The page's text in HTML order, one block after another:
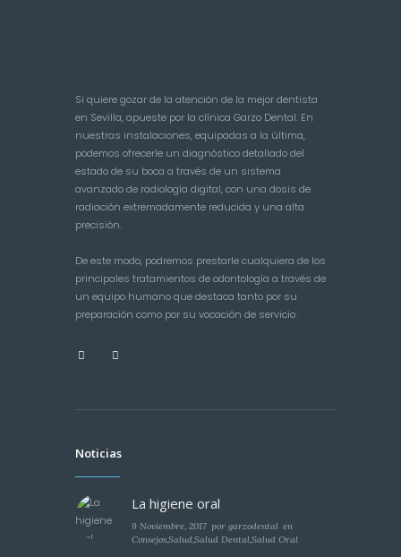
Si quiere gozar de la atención de la mejor dentista
en Sevilla, apueste por la clínica Garzo Dental. En
nuestras instalaciones, equipadas a la última,
podemos ofrecerle un diagnóstico detallado del
estado de su boca a través de un sistema
avanzado de radiología digital, con una dosis de
radiación extremadamente reducida y una alta
precisión.
De este modo, podremos prestarle cualquiera de los
principales tratamientos de odontología a través de
un equipo humano que destaca tanto por su
preparación como por su vocación de servicio.
Noticias
La higiene oral
9 Noviembre, 2017 porgarzodental en
Consejos,Salud,Salud Dental,Salud Oral